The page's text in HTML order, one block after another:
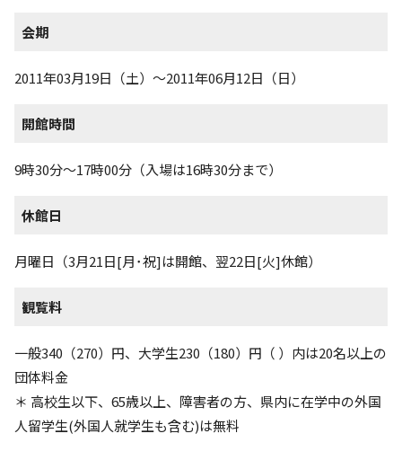
会期
2011年03月19日（土）～2011年06月12日（日）
開館時間
9時30分～17時00分（入場は16時30分まで）
休館日
月曜日（3月21日[月･祝]は開館、翌22日[火]休館）
観覧料
一般340（270）円、大学生230（180）円（ ）内は20名以上の
団体料金
＊ 高校生以下、65歳以上、障害者の方、県内に在学中の外国
人留学生(外国人就学生も含む)は無料